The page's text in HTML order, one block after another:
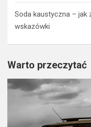
Soda kaustyczna – jak
wskazówki
Warto przeczytać